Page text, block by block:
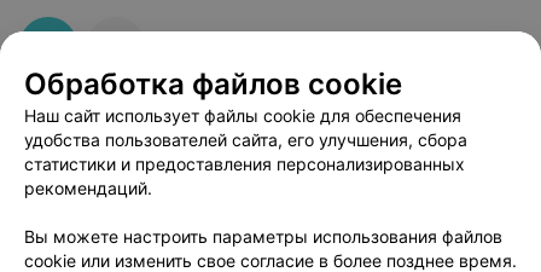
Обработка файлов cookie
Наш сайт использует файлы cookie для обеспечения
удобства пользователей сайта, его улучшения, сбора
статистики и предоставления персонализированных
рекомендаций.
Вы можете настроить параметры использования файлов
cookie или изменить свое согласие в более позднее время.